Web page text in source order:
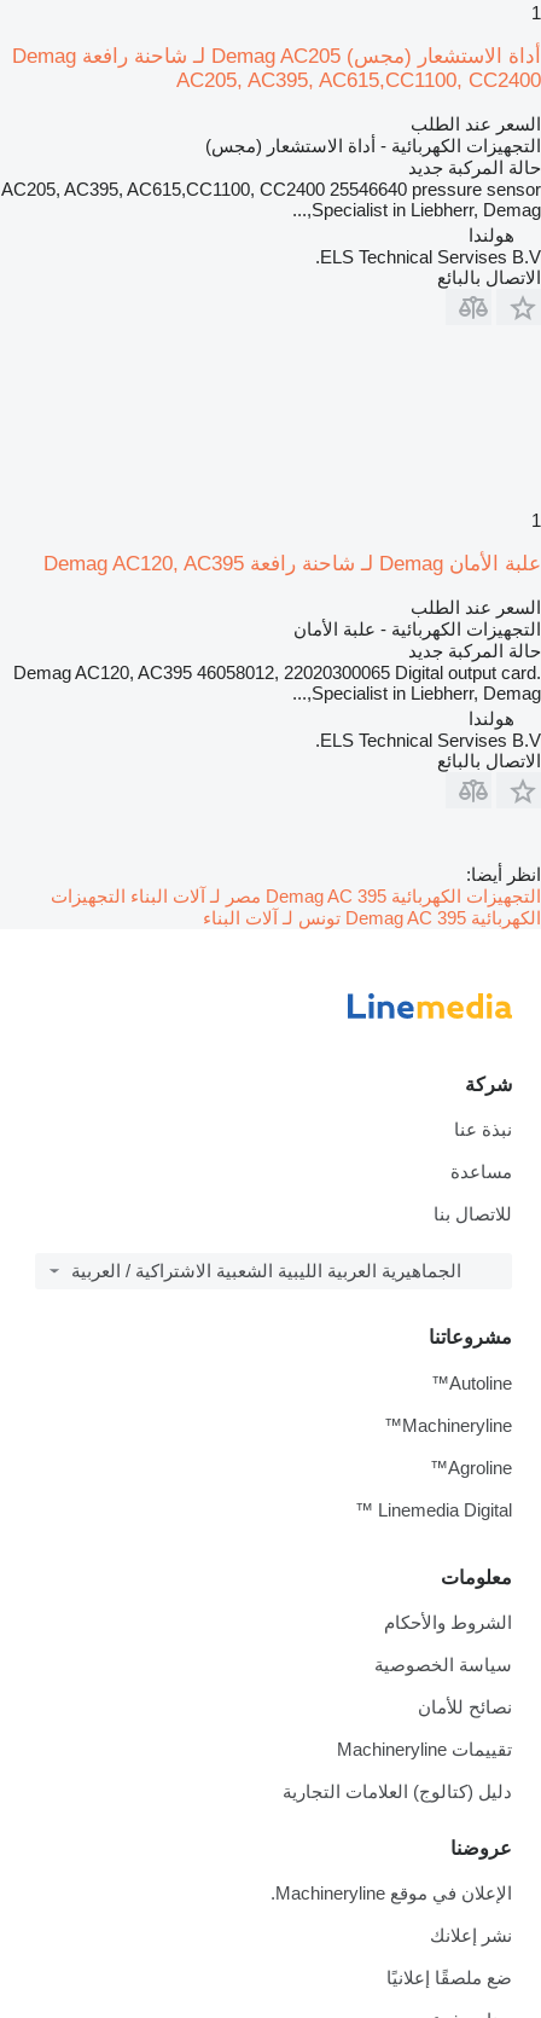
1
أداة الاستشعار (مجس) Demag AC205 لـ شاحنة رافعة Demag
AC205, AC395, AC615,CC1100, CC2400
السعر عند الطلب
التجهيزات الكهربائية - أداة الاستشعار (مجس)
حالة المركبة جديد
AC205, AC395, AC615,CC1100, CC2400 25546640 pressure sensor
Specialist in Liebherr, Demag,...
هولندا
ELS Technical Servises B.V.
الاتصال بالبائع
1
علبة الأمان Demag لـ شاحنة رافعة Demag AC120, AC395
السعر عند الطلب
التجهيزات الكهربائية - علبة الأمان
حالة المركبة جديد
Demag AC120, AC395 46058012, 22020300065 Digital output card.
Specialist in Liebherr, Demag,...
هولندا
ELS Technical Servises B.V.
الاتصال بالبائع
انظر أيضا:
التجهيزات الكهربائية Demag AC 395 مصر لـ آلات البناء
التجهيزات
الكهربائية Demag AC 395 تونس لـ آلات البناء
شركة
نبذة عنا
مساعدة
للاتصال بنا
الجماهيرية العربية الليبية الشعبية الاشتراكية / العربية
معلومات
الشروط والأحكام
سياسة الخصوصية
نصائح للأمان
تقييمات Machineryline
دليل (كتالوج) العلامات التجارية
عروضنا
الإعلان في موقع Machineryline.
نشر إعلانك
ضع ملصقًا إعلانيًا
مشروعاتنا
Autoline™
Machineryline™
Agroline™
Linemedia Digital ™